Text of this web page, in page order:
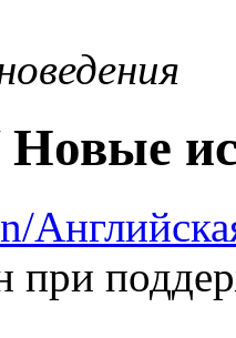
Новые
при